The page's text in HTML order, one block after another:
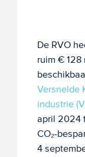
De RVO
ruim €
Versnelde
industrie
april 2024
CO₂-
4